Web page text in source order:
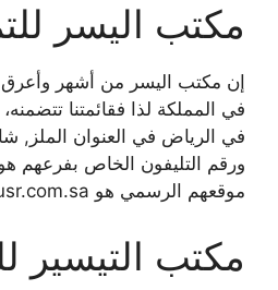
مكتب اليسر
إن مكتب اليسر من أشهر
في المملكة لذا فقائمتنا
في الرياض في العنوان الملز,
موقعهم الرسمي هو www.alyusr.com.sa .
مكتب التيسير